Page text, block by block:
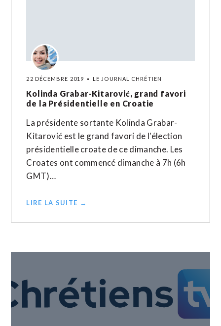
22 DÉCEMBRE 2019 LE JOURNAL CHRÉTIEN
Kolinda Grabar-Kitarović, grand favori
de la Présidentielle en Croatie
La présidente sortante Kolinda Grabar-
Kitarović est le grand favori de l'élection
présidentielle croate de ce dimanche. Les
Croates ont commencé dimanche à 7h (6h
GMT)…
LIRE LA SUITE →